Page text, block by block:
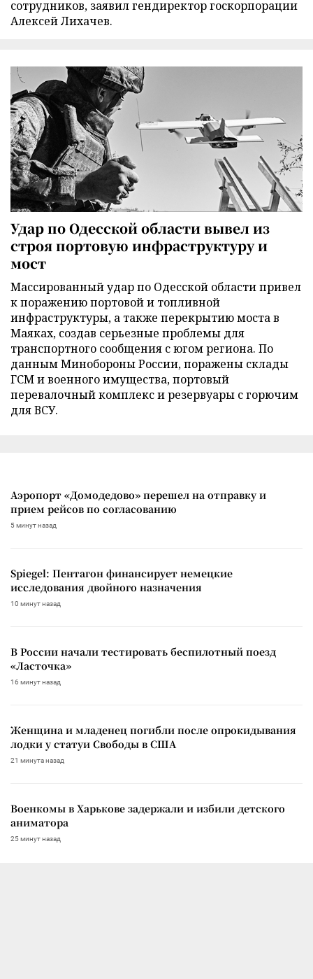
сотрудников, заявил гендиректор госкорпорации
Алексей Лихачев.
Удар по Одесской области вывел из
строя портовую инфраструктуру и
мост
Массированный удар по Одесской области привел
к поражению портовой и топливной
инфраструктуры, а также перекрытию моста в
Маяках, создав серьезные проблемы для
транспортного сообщения с югом региона. По
данным Минобороны России, поражены склады
ГСМ и военного имущества, портовый
перевалочный комплекс и резервуары с горючим
для ВСУ.
Аэропорт «Домодедово» перешел на отправку и
прием рейсов по согласованию
5 минут назад
Spiegel: Пентагон финансирует немецкие
исследования двойного назначения
10 минут назад
В России начали тестировать беспилотный поезд
«Ласточка»
16 минут назад
Женщина и младенец погибли после опрокидывания
лодки у статуи Свободы в США
21 минута назад
Военкомы в Харькове задержали и избили детского
аниматора
25 минут назад